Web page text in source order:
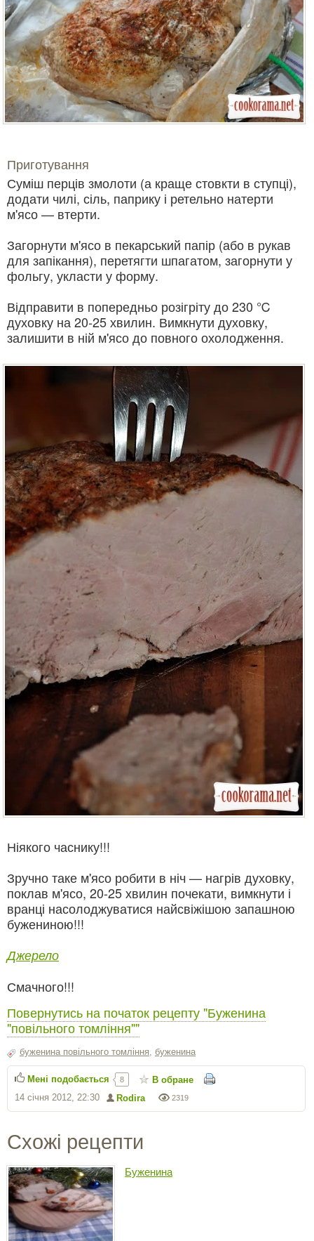
Приготування
Суміш перців змолоти (а краще стовкти в ступці),
додати чилі, сіль, паприку і ретельно натерти
м'ясо — втерти.
Загорнути м'ясо в пекарський папір (або в рукав
для запікання), перетягти шпагатом, загорнути у
фольгу, укласти у форму.
Відправити в попередньо розігріту до 230 ℃
духовку на 20-25 хвилин. Вимкнути духовку,
залишити в ній м'ясо до повного охолодження.
Ніякого часнику!!!
Зручно таке м'ясо робити в ніч — нагрів духовку,
поклав м'ясо, 20-25 хвилин почекати, вимкнути і
вранці насолоджуватися найсвіжішою запашною
бужениною!!!
Джерело
Смачного!!!
Повернутись на початок рецепту "Буженина
"повільного томління""
буженина повільного томління буженина
2319
Rodira
14 січня 2012, 22:30
Мені подобається 8 В обране
Схожі рецепти
Буженина